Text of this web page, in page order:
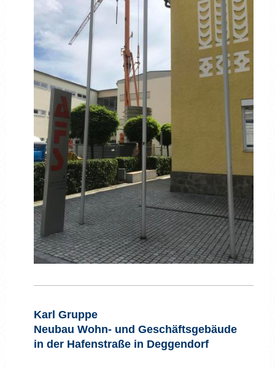
Karl Gruppe
Neubau Wohn- und Geschäftsgebäude
in der Hafenstraße in Deggendorf